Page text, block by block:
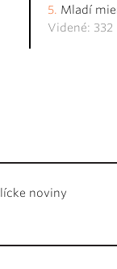
Mladí
Videné: 332
noviny